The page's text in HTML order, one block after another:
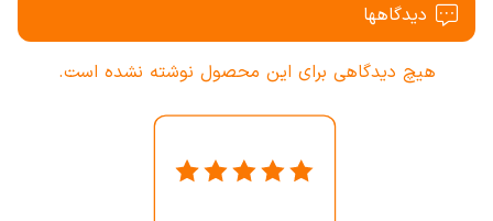
دیدگاهها
هیچ دیدگاهی برای این محصول نوشته نشده است.